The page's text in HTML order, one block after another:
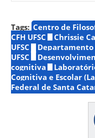
Tags: Centro de
CFH UFSC
Chrissie
UFSC
Departamento
UFSC
cognitiva
Cognitiva e Escolar
Federal de Santa